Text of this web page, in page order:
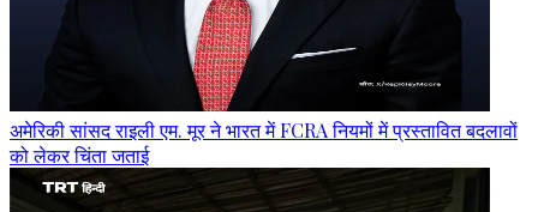
अमेरिकी सांसद राइली एम. मूर ने भारत में FCRA नियमों में प्रस्तावित बदलावों
को लेकर चिंता जताई